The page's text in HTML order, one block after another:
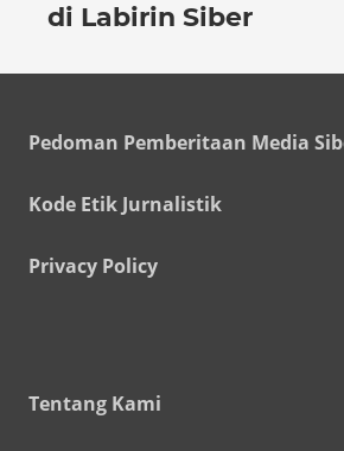
di Labirin Siber
Pedoman Pemberitaan Media
Kode Etik Jurnalistik
Privacy Policy
Tentang Kami